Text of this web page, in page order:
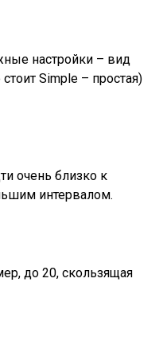
настройки – вид
Simple – простая)
очень близко к
интервалом.
до 20, скользящая